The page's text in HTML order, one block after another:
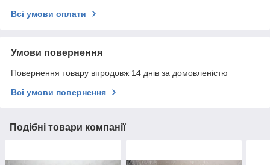
Всі умови оплати
Умови повернення
Повернення товару впродовж 14 днів за домовленістю
Всі умови повернення
Подібні товари компанії